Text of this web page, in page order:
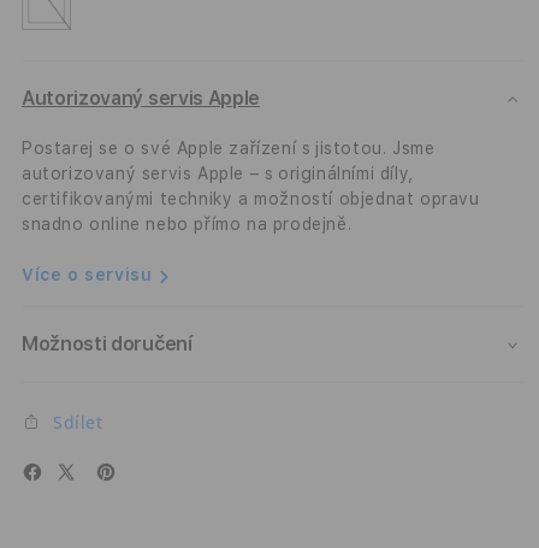
Autorizovaný servis Apple
Postarej se o své Apple zařízení s jistotou. Jsme
autorizovaný servis Apple – s originálními díly,
certifikovanými techniky a možností objednat opravu
snadno online nebo přímo na prodejně.
Více o servisu
Možnosti doručení
Sdílet